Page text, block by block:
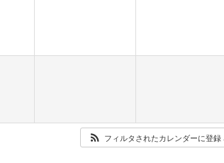
フィルタされたカレンダーに登録